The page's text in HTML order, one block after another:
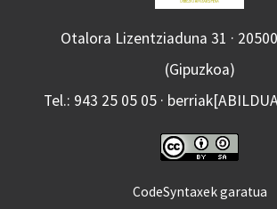
Otalora Lizentziaduna 31 ·
(Gipuzkoa)
Tel.: 943 25 05 05 ·
CodeSyntaxek garatua